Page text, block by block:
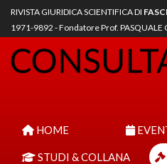
RIVISTA GIURIDICA SCIENTIFICA DI
1971-9892 - Fondatore Prof. PASQUALE
HOME
STUDI & COLLANA